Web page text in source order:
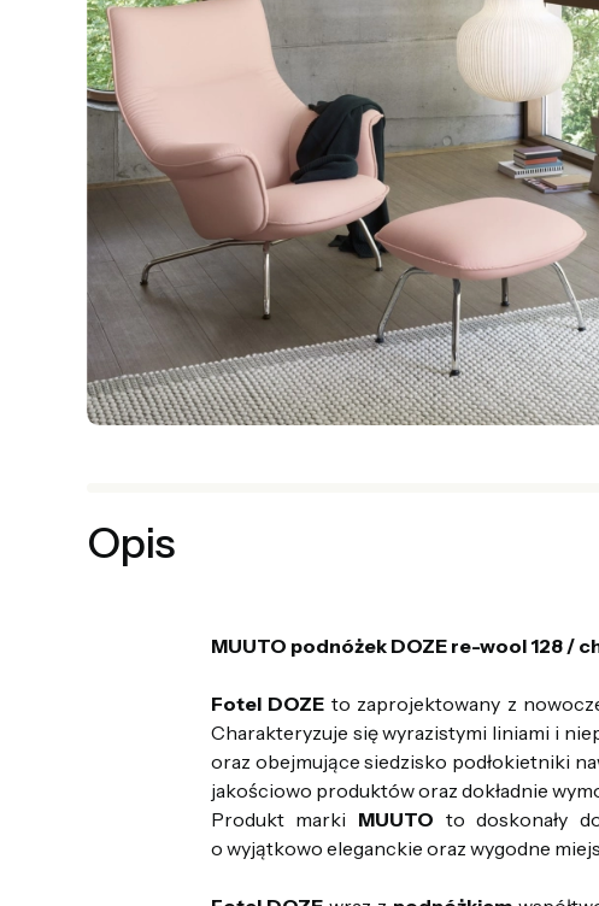
Opis
MUUTO podnóżek DOZE re-wool 128 /
Fotel DOZE to zaprojektowany z
Charakteryzuje się wyrazistymi liniami i
oraz obejmujące siedzisko podłokietniki
jakościowo produktów oraz dokładnie
Produkt marki MUUTO to doskonały
o wyjątkowo eleganckie oraz wygodne